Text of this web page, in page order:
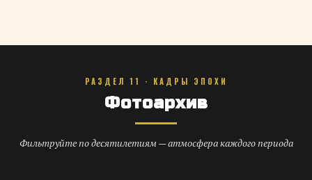
РАЗДЕЛ 11 · КАДРЫ ЭПОХИ
Фотоархив
Фильтруйте по десятилетиям — атмосфера каждого периода